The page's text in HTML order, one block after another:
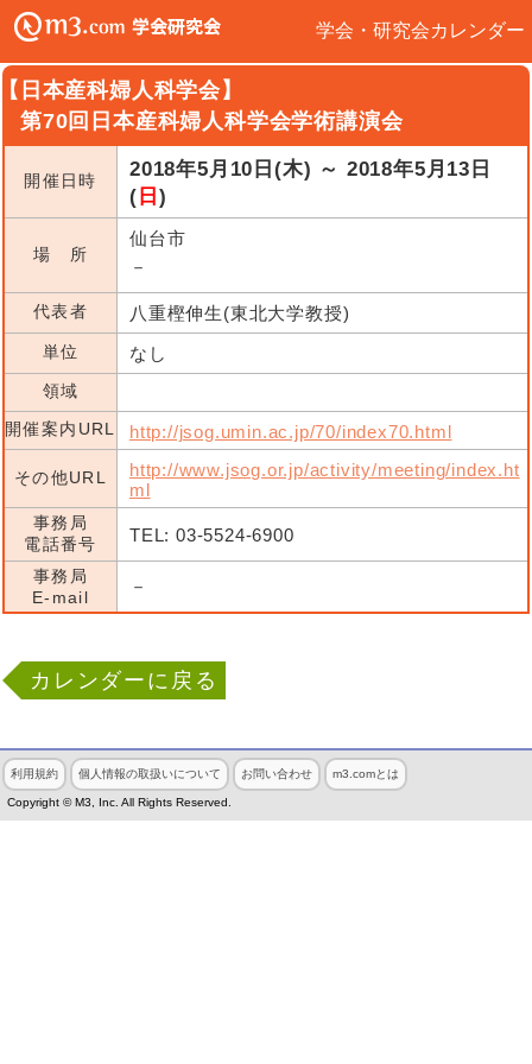
学会・研究会カレンダー
日本産科婦人科学会】
第70回日本産科婦人科学会学術講演会
開催日時
2018年5月10日(木) ～ 2018年5月13日
( 日 )
場 所
仙台市
－
代表者 八重樫伸生(東北大学教授)
単位 なし
領域
開催案内URL
http://jsog.umin.ac.jp/70/index70.html
その他URL
http://www.jsog.or.jp/activity/meeting/index.ht
ml
事務局
電話番号
TEL: 03-5524-6900
事務局
E-mail
－
カレンダーに戻る
利用規約 個人情報の取扱いについて お問い合わせ m3.comとは
Copyright © M3, Inc. All Rights Reserved.